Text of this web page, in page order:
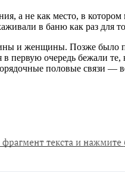
а не как место, в
в баню как раз для
и женщины. Позже было
первую очередь бежали
половые связи —